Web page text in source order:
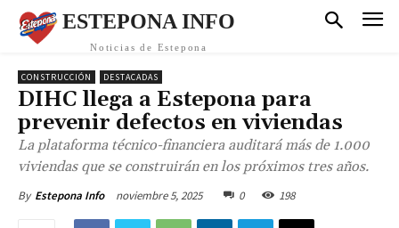
ESTEPONA INFO
Noticias de Estepona
CONSTRUCCIÓN DESTACADAS
DIHC llega a Estepona para
prevenir defectos en viviendas
La plataforma técnico-financiera auditará más de 1.000
viviendas que se construirán en los próximos tres años.
By Estepona Info noviembre 5, 2025 0 198